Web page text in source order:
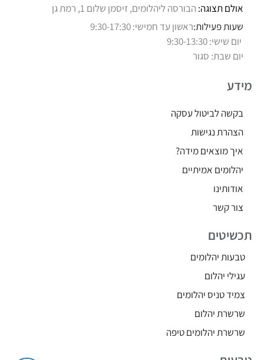
אולם תצוגה: הבורסה ליהלומים, זיסמן שלום 1, רמת גן
שעות פעילות:ראשון עד חמישי: 9:30-17:30
יום שישי: 9:30-13:30
יום שבת: סגור
מידע
בקשה לביטול עסקה
הצהרת נגישות
איך מוצאים מידה?
יהלומים אמיתיים
אודותינו
צור קשר
תכשיטים
טבעות יהלומים
עגילי יהלום
צמיד טניס יהלומים
שרשרת יהלום
שרשרת יהלומים טיפה